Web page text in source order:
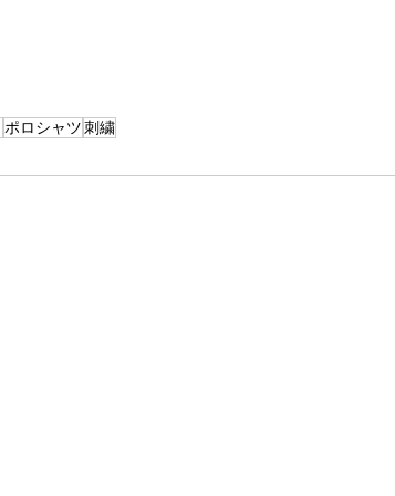
ポロシャツ刺繍